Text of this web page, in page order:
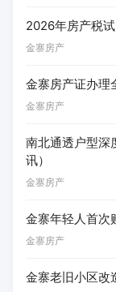
2026年房产税
金寨房产
金寨房产证办理
金寨房产
南北通透户型深
讯）
金寨房产
金寨年轻人首次
金寨房产
金寨老旧小区改